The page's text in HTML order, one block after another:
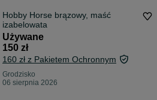
Hobby Horse brązowy, maść
izabelowata
Używane
150 zł
160 zł z Pakietem Ochronnym
Grodzisko
06 sierpnia 2026